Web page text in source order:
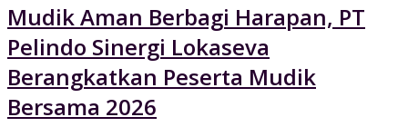
Mudik Aman Berbagi Harapan, PT
Pelindo Sinergi Lokaseva
Berangkatkan Peserta Mudik
Bersama 2026